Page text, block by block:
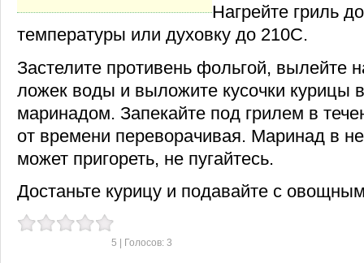
Нагрейте гриль
температуры или духовку до 210С.
Застелите противень фольгой, вылейте
ложек воды и выложите кусочки курицы
маринадом. Запекайте под грилем в
от времени переворачивая. Маринад в
может пригореть, не пугайтесь.
Достаньте курицу и подавайте с
5 | Голосов: 3